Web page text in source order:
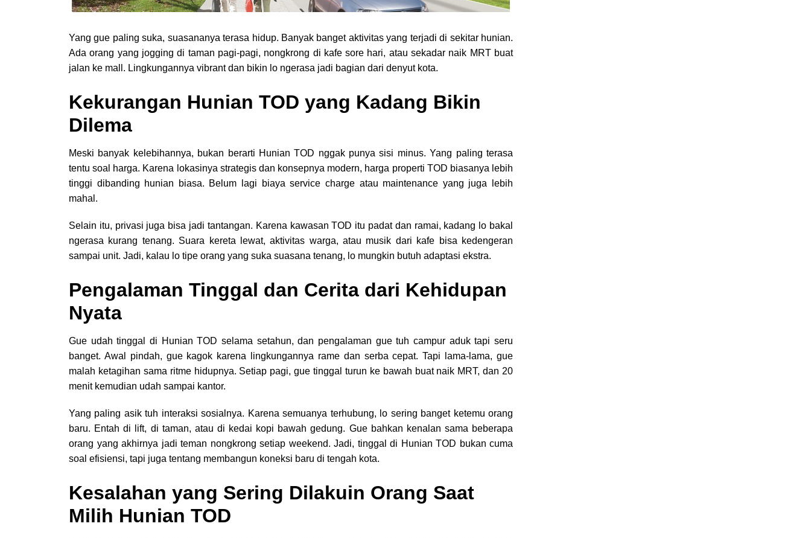
Yang gue paling suka, suasananya terasa hidup. Banyak banget aktivitas yang terjadi di sekitar hunian.
Ada orang yang jogging di taman pagi-pagi, nongkrong di kafe sore hari, atau sekadar naik MRT buat
jalan ke mall. Lingkungannya vibrant dan bikin lo ngerasa jadi bagian dari denyut kota.
Kekurangan Hunian TOD yang Kadang Bikin
Dilema
Meski banyak kelebihannya, bukan berarti Hunian TOD nggak punya sisi minus. Yang paling terasa
tentu soal harga. Karena lokasinya strategis dan konsepnya modern, harga properti TOD biasanya lebih
tinggi dibanding hunian biasa. Belum lagi biaya service charge atau maintenance yang juga lebih
mahal.
Selain itu, privasi juga bisa jadi tantangan. Karena kawasan TOD itu padat dan ramai, kadang lo bakal
ngerasa kurang tenang. Suara kereta lewat, aktivitas warga, atau musik dari kafe bisa kedengeran
sampai unit. Jadi, kalau lo tipe orang yang suka suasana tenang, lo mungkin butuh adaptasi ekstra.
Pengalaman Tinggal dan Cerita dari Kehidupan
Nyata
Gue udah tinggal di Hunian TOD selama setahun, dan pengalaman gue tuh campur aduk tapi seru
banget. Awal pindah, gue kagok karena lingkungannya rame dan serba cepat. Tapi lama-lama, gue
malah ketagihan sama ritme hidupnya. Setiap pagi, gue tinggal turun ke bawah buat naik MRT, dan 20
menit kemudian udah sampai kantor.
Yang paling asik tuh interaksi sosialnya. Karena semuanya terhubung, lo sering banget ketemu orang
baru. Entah di lift, di taman, atau di kedai kopi bawah gedung. Gue bahkan kenalan sama beberapa
orang yang akhirnya jadi teman nongkrong setiap weekend. Jadi, tinggal di Hunian TOD bukan cuma
soal efisiensi, tapi juga tentang membangun koneksi baru di tengah kota.
Kesalahan yang Sering Dilakuin Orang Saat
Milih Hunian TOD